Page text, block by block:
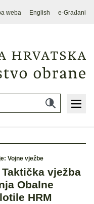
weba English e-Građani
Vojne vježbe
vježba
Obalne
HRM